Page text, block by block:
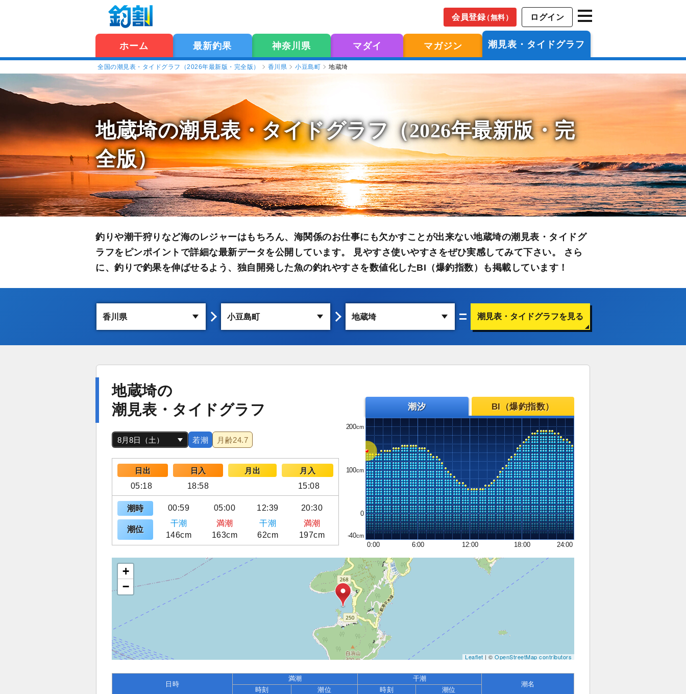
会員登録（無料） ログイン
ホーム 最新釣果 神奈川県 マダイ マガジン 潮見表・タイドグラフ
全国の潮見表・タイドグラフ（2026年最新版・完全版） 香川県 小豆島町 地蔵埼
地蔵埼の潮見表・タイドグラフ（2026年最新版・完
全版）
釣りや潮干狩りなど海のレジャーはもちろん、海関係のお仕事にも欠かすことが出来ない地蔵埼の潮見表・タイドグ
ラフをピンポイントで詳細な最新データを公開しています。 見やすさ使いやすさをぜひ実感してみて下さい。 さら
に、釣りで釣果を伸ばせるよう、独自開発した魚の釣れやすさを数値化したBI（爆釣指数）も掲載しています！
潮見表・タイドグラフを見る
地蔵埼の
潮見表・タイドグラフ
若潮 月齢24.7
日出 日入 月出
月入
05:18
18:58 15:08
潮時 00:59 05:00 12:39 20:30
潮位
干潮 満潮 干潮
満潮
146cm
163cm 62cm 197cm
潮汐 BI（爆釣指数）
200
100
0
-40
0:00
6:00 12:00 18:00 24:00
+
−
Leaflet| ©OpenStreetMap contributors
日時
満潮 干潮
潮名
時刻 潮位 時刻 潮位